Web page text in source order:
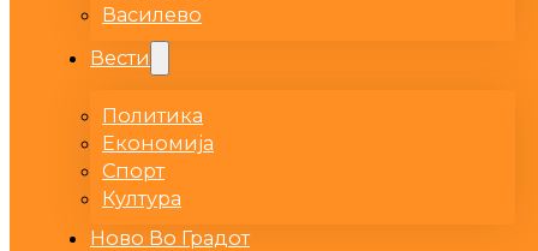
Василево
Вести
Политика
Економија
Спорт
Култура
Ново Во Градот